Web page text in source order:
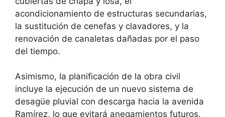
acondicionamiento de estructuras secundarias,
la sustitución de cenefas y clavadores, y la
renovación de canaletas dañadas por el paso
del tiempo.
Asimismo, la planificación de la obra civil
incluye la ejecución de un nuevo sistema de
desagüe pluvial con descarga hacia la avenida
Ramírez, lo que evitará anegamientos futuros.